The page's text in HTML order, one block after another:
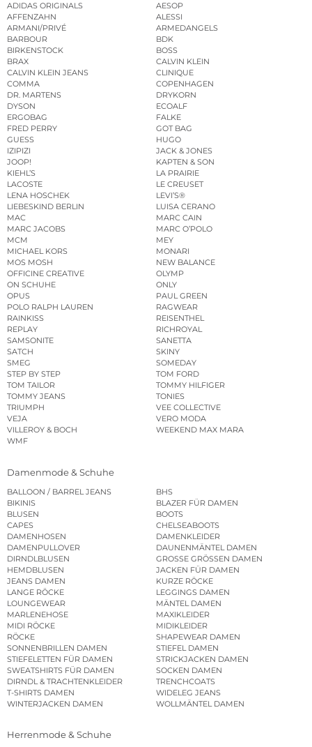
ADIDAS ORIGINALS
AESOP
AFFENZAHN
ALESSI
ARMANI/PRIVÉ
ARMEDANGELS
BARBOUR
BDK
BIRKENSTOCK
BOSS
BRAX
CALVIN KLEIN
CALVIN KLEIN JEANS
CLINIQUE
COMMA
COPENHAGEN
DR. MARTENS
DRYKORN
DYSON
ECOALF
ERGOBAG
FALKE
FRED PERRY
GOT BAG
GUESS
HUGO
IZIPIZI
JACK & JONES
JOOP!
KAPTEN & SON
KIEHL’S
LA PRAIRIE
LACOSTE
LE CREUSET
LENA HOSCHEK
LEVI’S®
LIEBESKIND BERLIN
LUISA CERANO
MAC
MARC CAIN
MARC JACOBS
MARC O’POLO
MCM
MEY
MICHAEL KORS
MONARI
MOS MOSH
NEW BALANCE
OFFICINE CREATIVE
OLYMP
ON SCHUHE
ONLY
OPUS
PAUL GREEN
POLO RALPH LAUREN
RAGWEAR
RAINKISS
REISENTHEL
REPLAY
RICHROYAL
SAMSONITE
SANETTA
SATCH
SKINY
SMEG
SOMEDAY
STEP BY STEP
TOM FORD
TOM TAILOR
TOMMY HILFIGER
TOMMY JEANS
TONIES
TRIUMPH
VEE COLLECTIVE
VEJA
VERO MODA
VILLEROY & BOCH
WEEKEND MAX MARA
WMF
Damenmode & Schuhe
BALLOON / BARREL JEANS
BHS
BIKINIS
BLAZER FÜR DAMEN
BLUSEN
BOOTS
CAPES
CHELSEABOOTS
DAMENHOSEN
DAMENKLEIDER
DAMENPULLOVER
DAUNENMÄNTEL DAMEN
DIRNDLBLUSEN
GROSSE GRÖSSEN DAMEN
HEMDBLUSEN
JACKEN FÜR DAMEN
JEANS DAMEN
KURZE RÖCKE
LANGE RÖCKE
LEGGINGS DAMEN
LOUNGEWEAR
MÄNTEL DAMEN
MARLENEHOSE
MAXIKLEIDER
MIDI RÖCKE
MIDIKLEIDER
RÖCKE
SHAPEWEAR DAMEN
SONNENBRILLEN DAMEN
STIEFEL DAMEN
STIEFELETTEN FÜR DAMEN
STRICKJACKEN DAMEN
SWEATSHIRTS FÜR DAMEN
SOCKEN DAMEN
DIRNDL & TRACHTENKLEIDER
TRENCHCOATS
T-SHIRTS DAMEN
WIDELEG JEANS
WINTERJACKEN DAMEN
WOLLMÄNTEL DAMEN
Herrenmode & Schuhe